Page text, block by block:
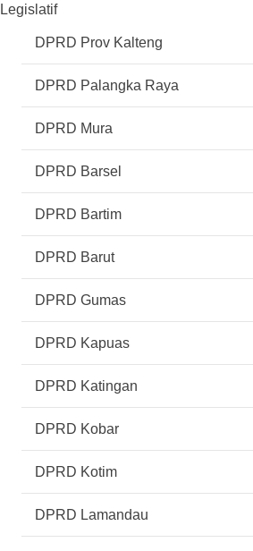
Legislatif
DPRD Prov Kalteng
DPRD Palangka Raya
DPRD Mura
DPRD Barsel
DPRD Bartim
DPRD Barut
DPRD Gumas
DPRD Kapuas
DPRD Katingan
DPRD Kobar
DPRD Kotim
DPRD Lamandau